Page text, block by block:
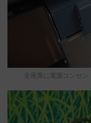
全座席に電源コンセン